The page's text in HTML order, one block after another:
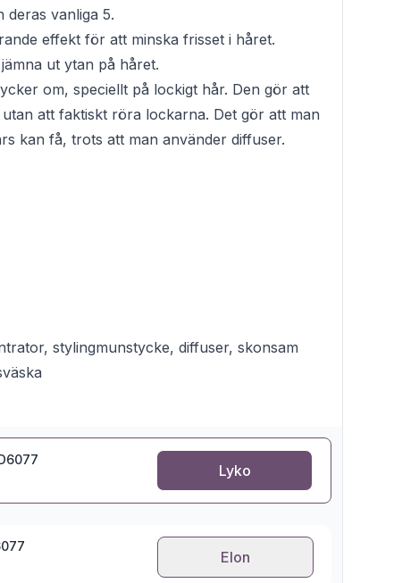
deras vanliga 5.
effekt för att minska frisset i håret.
ut ytan på håret.
om, speciellt på lockigt hår. Den gör att
att faktiskt röra lockarna. Det gör att man
kan få, trots att man använder diffuser.
stylingmunstycke, diffuser, skonsam
Lyko
Elon